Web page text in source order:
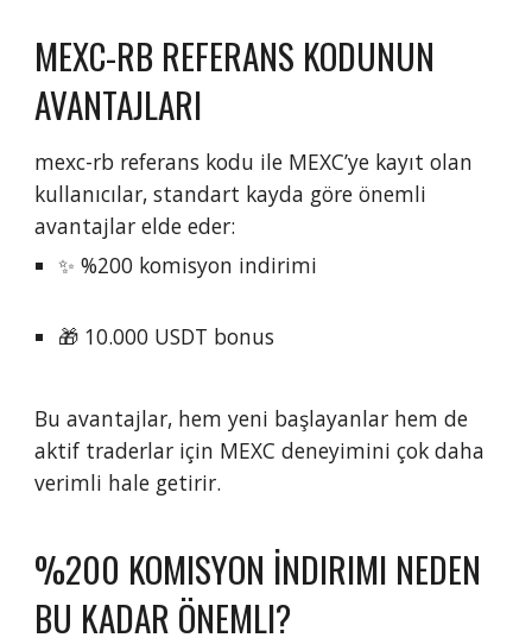
MEXC-RB REFERANS KODUNUN
AVANTAJLARI
mexc-rb referans kodu ile MEXC’ye kayıt olan
kullanıcılar, standart kayda göre önemli
avantajlar elde eder:
✨ %200 komisyon indirimi
🎁 10.000 USDT bonus
Bu avantajlar, hem yeni başlayanlar hem de
aktif traderlar için MEXC deneyimini çok daha
verimli hale getirir.
%200 KOMISYON İNDIRIMI NEDEN
BU KADAR ÖNEMLI?